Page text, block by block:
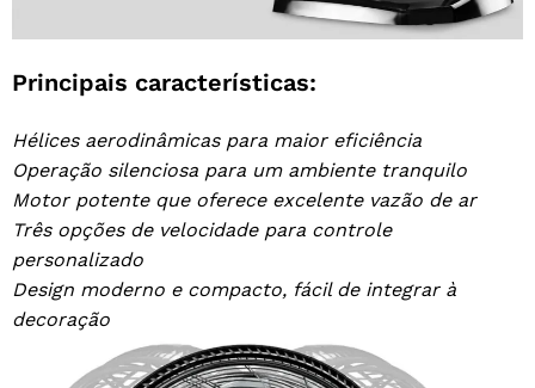
Principais características:
Hélices aerodinâmicas para maior eficiência
Operação silenciosa para um ambiente tranquilo
Motor potente que oferece excelente vazão de ar
Três opções de velocidade para controle
personalizado
Design moderno e compacto, fácil de integrar à
decoração